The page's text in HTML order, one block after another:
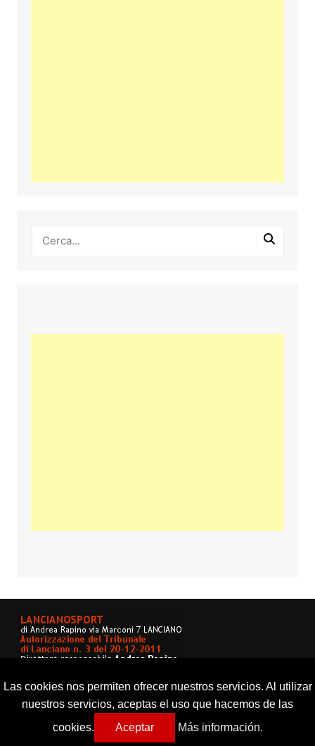
Copyright © 2026 Lancianosport. Tutti i diritti riservati.
Las cookies nos permiten ofrecer nuestros servicios. Al utilizar
nuestros servicios, aceptas el uso que hacemos de las
cookies.
Aceptar Más información.